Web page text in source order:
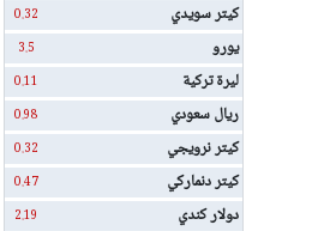
كيتر سويدي 0.32
يورو 3.5
ليرة تركية 0.11
ريال سعودي 0.98
كيتر نرويجي 0.32
كيتر دنماركي 0.47
دولار كندي 2.19